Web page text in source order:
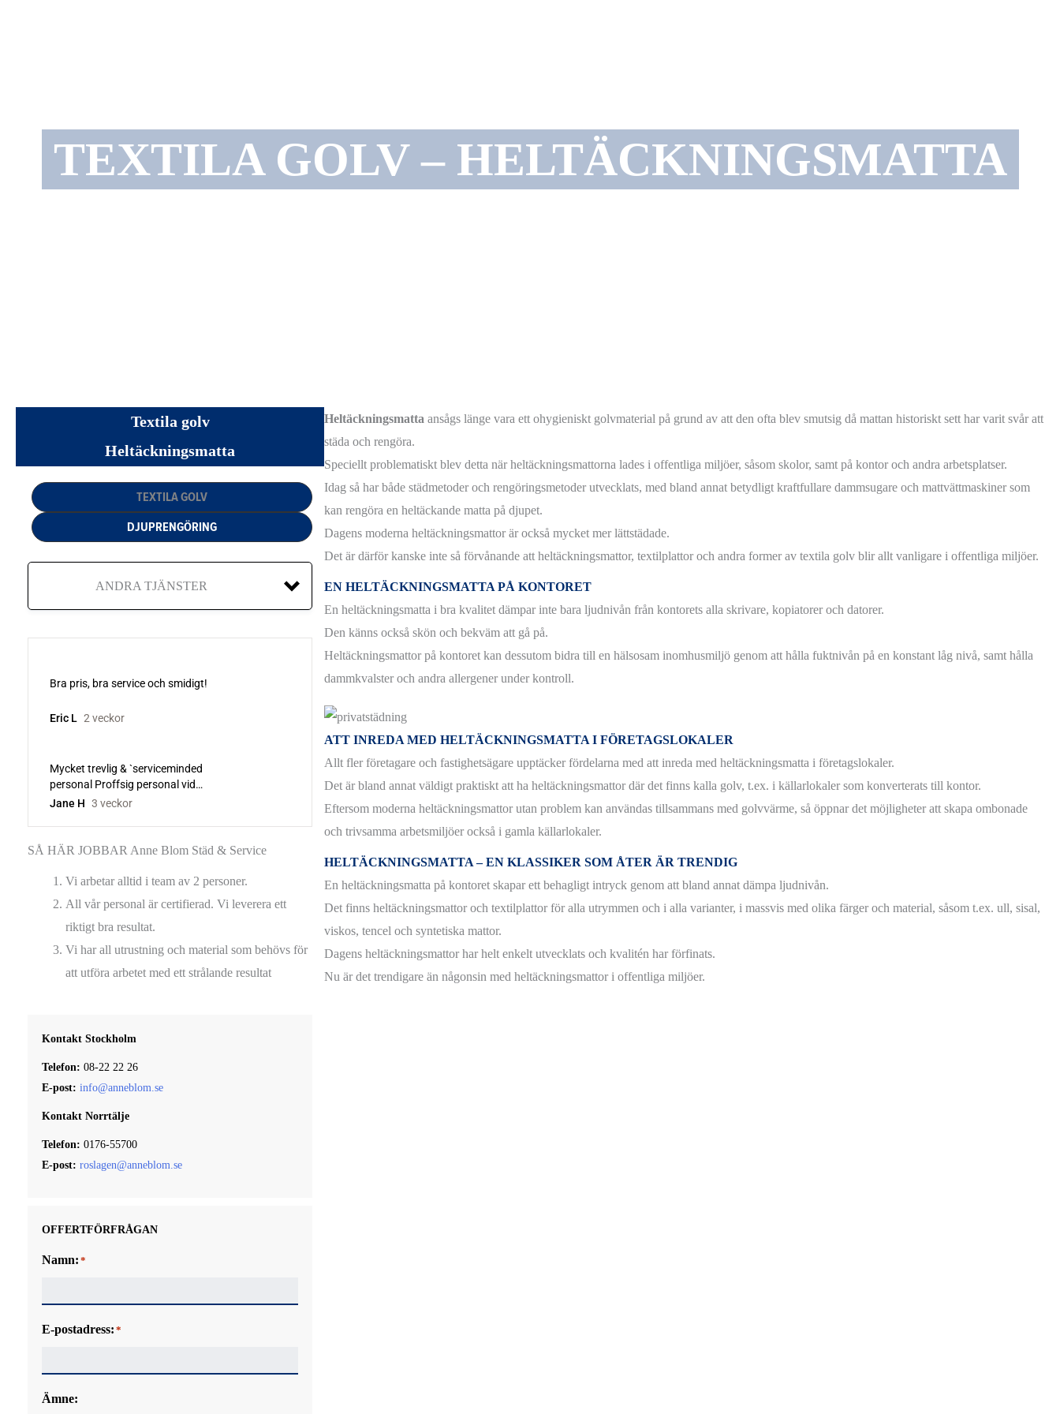
TEXTILA GOLV – HELTÄCKNINGSMATTA
Textila golv
Heltäckningsmatta
TEXTILA GOLV
DJUPRENGÖRING
ANDRA TJÄNSTER
EPOXIGOLV
GOLVSLIPNING
HELTÄCKNINGSMATTA
LINOLEUMGOLV
PARKETTGOLV
STENGOLV
OLJA OCH VAXA GOLV
SÅ HÄR JOBBAR Anne Blom Städ & Service
Vi arbetar alltid i team av 2 personer.
All vår personal är certifierad. Vi leverera ett
riktigt bra resultat.
Vi har all utrustning och material som behövs för
att utföra arbetet med ett strålande resultat
Kontakt Stockholm
Telefon: 08-22 22 26
E-post: info@anneblom.se
Kontakt Norrtälje
Telefon: 0176-55700
E-post: roslagen@anneblom.se
OFFERTFÖRFRÅGAN
Namn: *
E-postadress: *
Ämne:
Heltäckningsmattaansågs länge vara ett ohygieniskt golvmaterial på grund av att den ofta blev smutsig då mattan historiskt sett har varit svår att
städa och rengöra.
Speciellt problematiskt blev detta när heltäckningsmattorna lades i offentliga miljöer, såsom skolor, samt på kontor och andra arbetsplatser.
Idag så har både städmetoder och rengöringsmetoder utvecklats, med bland annat betydligt kraftfullare dammsugare och mattvättmaskiner som
kan rengöra en heltäckande matta på djupet.
Dagens moderna heltäckningsmattor är också mycket mer lättstädade.
Det är därför kanske inte så förvånande att heltäckningsmattor, textilplattor och andra former av textila golv blir allt vanligare i offentliga miljöer.
EN HELTÄCKNINGSMATTA PÅ KONTORET
En heltäckningsmatta i bra kvalitet dämpar inte bara ljudnivån från kontorets alla skrivare, kopiatorer och datorer.
Den känns också skön och bekväm att gå på.
Heltäckningsmattor på kontoret kan dessutom bidra till en hälsosam inomhusmiljö genom att hålla fuktnivån på en konstant låg nivå, samt hålla
dammkvalster och andra allergener under kontroll.
ATT INREDA MED HELTÄCKNINGSMATTA I FÖRETAGSLOKALER
Allt fler företagare och fastighetsägare upptäcker fördelarna med att inreda med heltäckningsmatta i företagslokaler.
Det är bland annat väldigt praktiskt att ha heltäckningsmattor där det finns kalla golv, t.ex. i källarlokaler som konverterats till kontor.
Eftersom moderna heltäckningsmattor utan problem kan användas tillsammans med golvvärme, så öppnar det möjligheter att skapa ombonade
och trivsamma arbetsmiljöer också i gamla källarlokaler.
HELTÄCKNINGSMATTA – EN KLASSIKER SOM ÅTER ÄR TRENDIG
En heltäckningsmatta på kontoret skapar ett behagligt intryck genom att bland annat dämpa ljudnivån.
Det finns heltäckningsmattor och textilplattor för alla utrymmen och i alla varianter, i massvis med olika färger och material, såsom t.ex. ull, sisal,
viskos, tencel och syntetiska mattor.
Dagens heltäckningsmattor har helt enkelt utvecklats och kvalitén har förfinats.
Nu är det trendigare än någonsin med heltäckningsmattor i offentliga miljöer.